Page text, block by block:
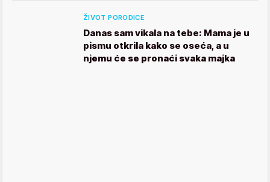
ŽIVOT PORODICE
Danas sam vikala na tebe: Mama je u
pismu otkrila kako se oseća, a u
njemu će se pronaći svaka majka